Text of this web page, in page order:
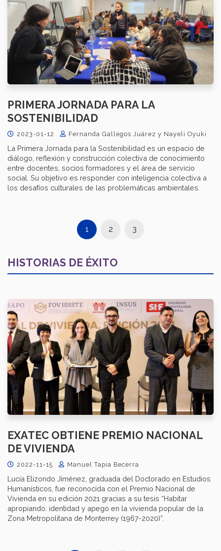
PRIMERA JORNADA PARA LA
SOSTENIBILIDAD
2023-01-12 Fernanda Gallegos Juárez y Nayeli Oyuki
La Primera Jornada para la Sostenibilidad es un espacio de
diálogo, reflexión y construcción colectiva de conocimiento
entre docentes, socios formadores y el área de servicio
social. Su objetivo es responder con inteligencia colectiva a
los desafíos culturales de las problemáticas ambientales.
1 2 3
HISTORIAS DE ÉXITO
EXATEC OBTIENE PREMIO NACIONAL
DE VIVIENDA
2022-11-15 Manuel Tapia Becerra
Lucía Elizondo Jiménez, graduada del Doctorado en Estudios
Humanísticos, fue reconocida con el Premio Nacional de
Vivienda en su edición 2021 gracias a su tesis “Habitar
apropiando: identidad y apego en la vivienda popular de la
Zona Metropolitana de Monterrey (1967-2020)”.